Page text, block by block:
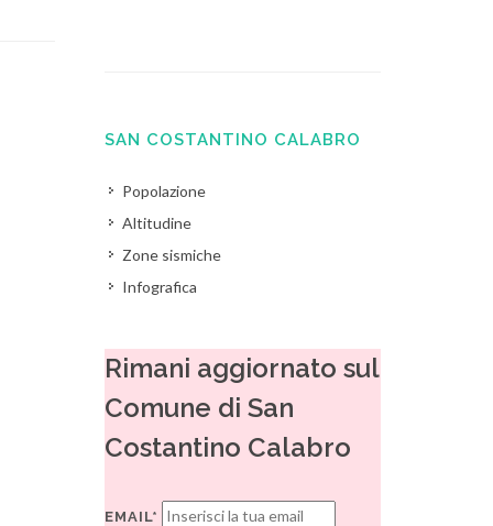
SAN COSTANTINO CALABRO
Popolazione
Altitudine
Zone sismiche
Infografica
Rimani aggiornato sul
Comune di San
Costantino Calabro
EMAIL*